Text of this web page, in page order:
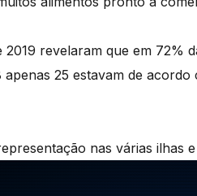
2019 revelaram que em 72%
apenas 25 estavam de
nas várias ilhas